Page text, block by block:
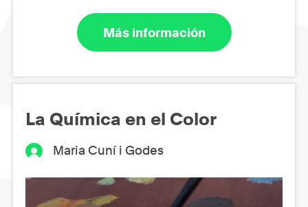
Más información
La Química en el Color
Maria Cuní i Godes